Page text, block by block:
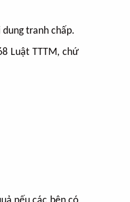
tranh chấp.
Luật TTTM, chứ